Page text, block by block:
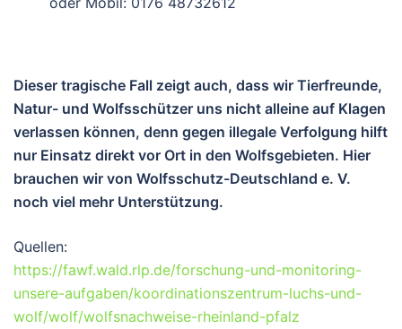
Dieser tragische Fall zeigt auch, dass wir Tierfreunde,
Natur- und Wolfsschützer uns nicht alleine auf Klagen
verlassen können, denn gegen illegale Verfolgung hilft
nur Einsatz direkt vor Ort in den Wolfsgebieten. Hier
brauchen wir von Wolfsschutz-Deutschland e. V.
noch viel mehr Unterstützung.
Quellen:
https://fawf.wald.rlp.de/forschung-und-monitoring-
unsere-aufgaben/koordinationszentrum-luchs-und-
wolf/wolf/wolfsnachweise-rheinland-pfalz